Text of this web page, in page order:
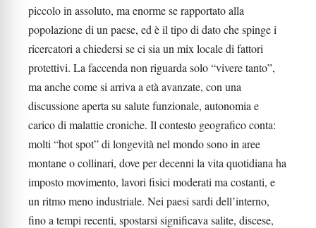
piccolo in assoluto, ma enorme se rapportato alla
popolazione di un paese, ed è il tipo di dato che spinge i
ricercatori a chiedersi se ci sia un mix locale di fattori
protettivi. La faccenda non riguarda solo “vivere tanto”,
ma anche come si arriva a età avanzate, con una
discussione aperta su salute funzionale, autonomia e
carico di malattie croniche. Il contesto geografico conta:
molti “hot spot” di longevità nel mondo sono in aree
montane o collinari, dove per decenni la vita quotidiana ha
imposto movimento, lavori fisici moderati ma costanti, e
un ritmo meno industriale. Nei paesi sardi dell’interno,
fino a tempi recenti, spostarsi significava salite, discese,